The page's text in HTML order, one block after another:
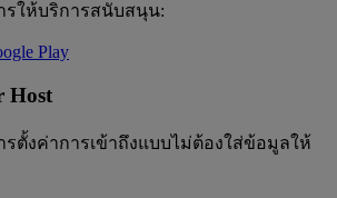
ให้บริการสนับสนุน:
Play
Host
ตั้งค่าการเข้าถึงแบบไม่ต้องใส่ข้อมูลให้